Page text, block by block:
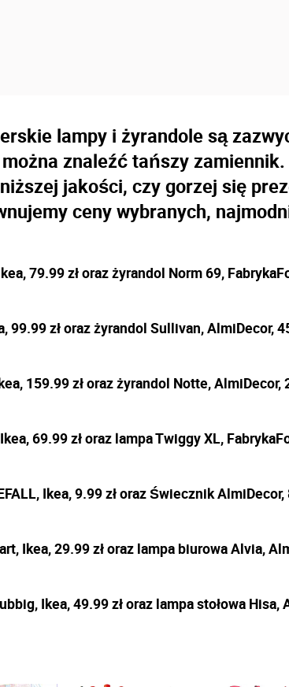
lampy i żyrandole są
znaleźć tańszy
jakości, czy gorzej się
ceny wybranych,
79.99 zł oraz żyrandol Norm 69,
99.99 zł oraz żyrandol Sullivan, AlmiDecor,
159.99 zł oraz żyrandol Notte, AlmiDecor,
69.99 zł oraz lampa Twiggy XL,
Ikea, 9.99 zł oraz Świecznik AlmiDecor,
Ikea, 29.99 zł oraz lampa biurowa Alvia,
Ikea, 49.99 zł oraz lampa stołowa Hisa,